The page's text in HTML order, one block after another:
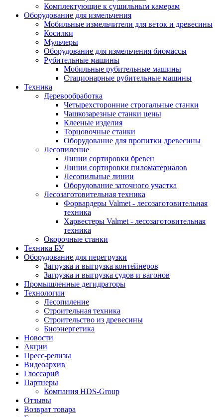
Комплектующие к сушильным камерам
Оборудование для измельчения
Мобильные измельчители для веток и древесины
Косилки
Мульчеры
Оборудование для измельчения биомассы
Рубительные машины
Мобильные рубительные машины
Стационарные рубительные машины
Техника
Деревообработка
Четырехсторонние строгальные станки
Чашкозарезные станки цены
Клееные изделия
Торцовочные станки
Оборудование для пропитки древесины
Лесопиление
Линии сортировки бревен
Линии сортировки пиломатериалов
Лесопильные линии
Оборудование заточного участка
Лесозаготовительная техника
Форвардеры Valmet - лесозаготовительная
техника
Харвестеры Valmet - лесозаготовительная
техника
Окорочные станки
Техника БУ
Оборудование для перегрузки
Загрузка и выгрузка контейнеров
Загрузка и выгрузка судов и вагонов
Промышленные дегидраторы
Технологии
Лесопиление
Строительная техника
Строительство из древесины
Биоэнергетика
Новости
Акции
Пресс-релизы
Видеоархив
Глоссарий
Партнеры
Компания HDS-Group
Отзывы
Возврат товара